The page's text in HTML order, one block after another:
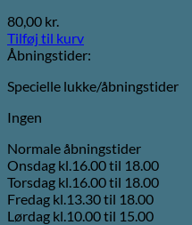
80,00 kr.
Tilføj til kurv
Åbningstider:
Specielle lukke/åbningstider
Ingen
Normale åbningstider
Onsdag kl.16.00 til 18.00
Torsdag kl.16.00 til 18.00
Fredag kl.13.30 til 18.00
Lørdag kl.10.00 til 15.00